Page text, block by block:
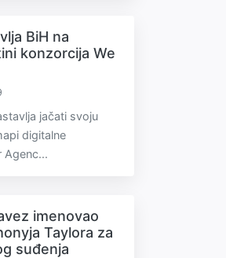
BiH na
konzorcija We
jačati svoju
digitalne
Agenc...
imenovao
Taylora za
suđenja